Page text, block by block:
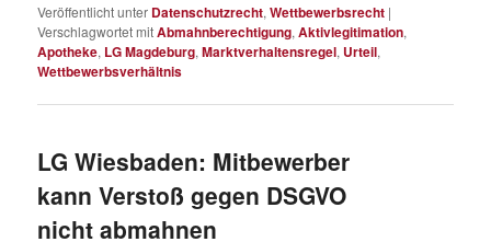
Veröffentlicht unter Datenschutzrecht,Wettbewerbsrecht |
Verschlagwortet mitAbmahnberechtigung,Aktivlegitimation,
Apotheke, LG Magdeburg,Marktverhaltensregel, Urteil,
Wettbewerbsverhältnis
LG Wiesbaden: Mitbewerber
kann Verstoß gegen DSGVO
nicht abmahnen